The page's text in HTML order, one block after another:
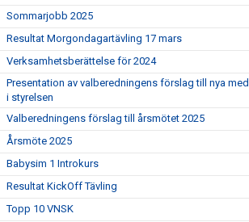
Sommarjobb 2025
Resultat Morgondagartävling 17 mars
Verksamhetsberättelse för 2024
Presentation av valberedningens förslag till nya
i styrelsen
Valberedningens förslag till årsmötet 2025
Årsmöte 2025
Babysim 1 Introkurs
Resultat KickOff Tävling
Topp 10 VNSK